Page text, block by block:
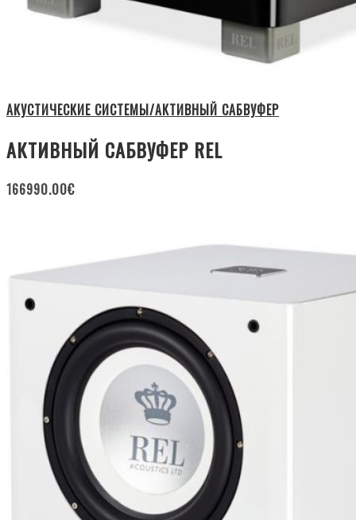
АКУСТИЧЕСКИЕ СИСТЕМЫ/АКТИВНЫЙ САБВУФЕР
АКТИВНЫЙ САБВУФЕР REL
166990.00€